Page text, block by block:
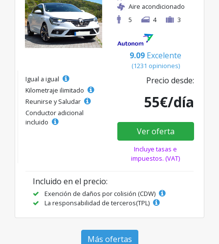
Aire acondicionado
5
4 3
9.09 Excelente
(1231 opiniones)
Igual a igual
Kilometraje ilimitado
Reunirse y Saludar
Conductor adicional
incluido
Precio desde:
55€/día
Ver oferta
Incluye tasas e
impuestos. (VAT)
Incluido en el precio:
Exención de daños por colisión (CDW)
La responsabilidad de terceros(TPL)
Más ofertas